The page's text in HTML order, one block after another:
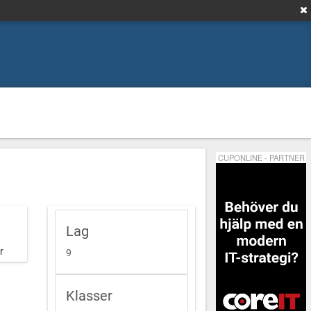
Lag
9
Klasser
CUPONLINE - PARTNER